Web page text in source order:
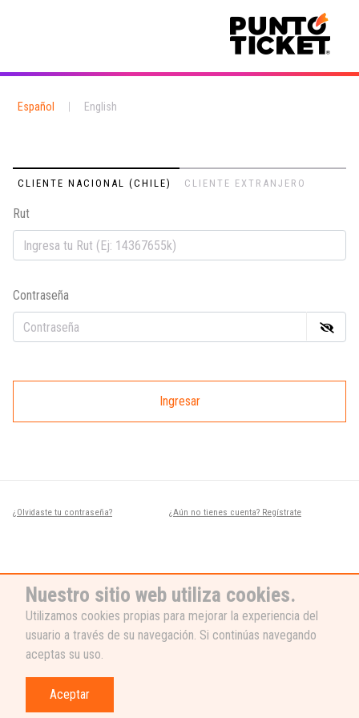
Español English
CLIENTE NACIONAL (CHILE) CLIENTE EXTRANJERO
Rut
Contraseña
Ingresar
¿Olvidaste tu contraseña? ¿Aún no tienes cuenta? Regístrate
Nuestro sitio web utiliza cookies.
Utilizamos cookies propias para mejorar la experiencia del
usuario a través de su navegación. Si continúas navegando
aceptas su uso.
Aceptar
¿NECESITAS AYUDA?
Nuestro equipo de soporte está listo